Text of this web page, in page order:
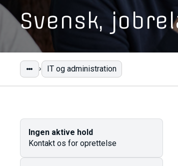
Svensk,
IT og administration
Ingen aktive hold
Kontakt os for oprettelse